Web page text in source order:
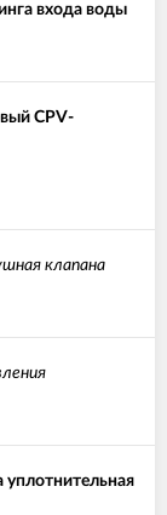
входа воды
CPV-
клапана
уплотнительная